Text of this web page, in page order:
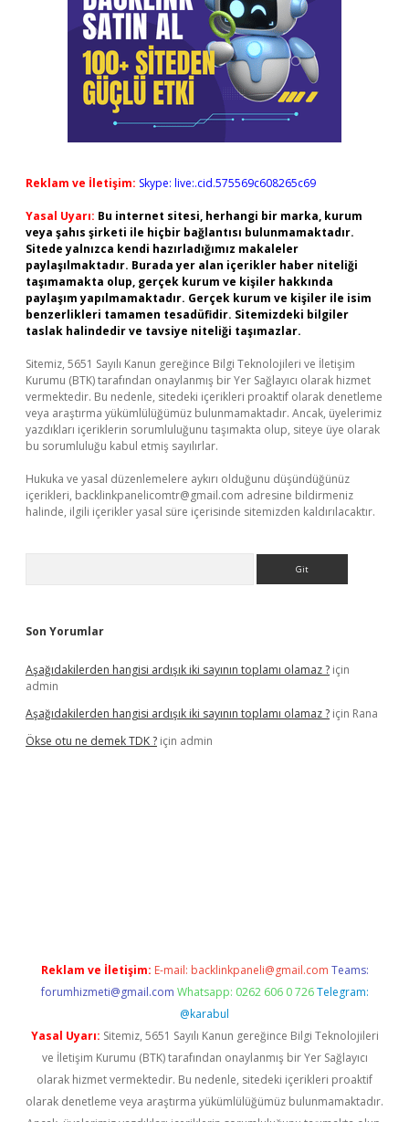
Reklam ve İletişim: Skype: live:.cid.575569c608265c69
Yasal Uyarı: Bu internet sitesi, herhangi bir marka, kurum
veya şahıs şirketi ile hiçbir bağlantısı bulunmamaktadır.
Sitede yalnızca kendi hazırladığımız makaleler
paylaşılmaktadır. Burada yer alan içerikler haber niteliği
taşımamakta olup, gerçek kurum ve kişiler hakkında
paylaşım yapılmamaktadır. Gerçek kurum ve kişiler ile isim
benzerlikleri tamamen tesadüfidir. Sitemizdeki bilgiler
taslak halindedir ve tavsiye niteliği taşımazlar.
Sitemiz, 5651 Sayılı Kanun gereğince Bilgi Teknolojileri ve İletişim
Kurumu (BTK) tarafından onaylanmış bir Yer Sağlayıcı olarak hizmet
vermektedir. Bu nedenle, sitedeki içerikleri proaktif olarak denetleme
veya araştırma yükümlülüğümüz bulunmamaktadır. Ancak, üyelerimiz
yazdıkları içeriklerin sorumluluğunu taşımakta olup, siteye üye olarak
bu sorumluluğu kabul etmiş sayılırlar.
Hukuka ve yasal düzenlemelere aykırı olduğunu düşündüğünüz
içerikleri, backlinkpanelicomtr@gmail.com adresine bildirmeniz
halinde, ilgili içerikler yasal süre içerisinde sitemizden kaldırılacaktır.
Son Yorumlar
Aşağıdakilerden hangisi ardışık iki sayının toplamı olamaz ? için
admin
Aşağıdakilerden hangisi ardışık iki sayının toplamı olamaz ? için Rana
Ökse otu ne demek TDK ? için admin
Reklam ve İletişim: E-mail: backlinkpaneli@gmail.com Teams:
forumhizmeti@gmail.com Whatsapp: 0262 606 0 726 Telegram:
@karabul
Yasal Uyarı: Sitemiz, 5651 Sayılı Kanun gereğince Bilgi Teknolojileri
ve İletişim Kurumu (BTK) tarafından onaylanmış bir Yer Sağlayıcı
olarak hizmet vermektedir. Bu nedenle, sitedeki içerikleri proaktif
olarak denetleme veya araştırma yükümlülüğümüz bulunmamaktadır.